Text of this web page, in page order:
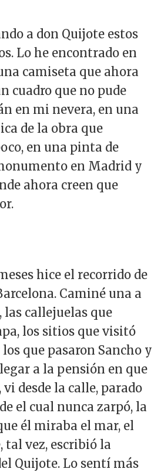
a don Quijote estos
Lo he encontrado en
camiseta que ahora
cuadro que no pude
en mi nevera, en una
de la obra que
en una pinta de
en Madrid y
ahora creen que
hice el recorrido de
Caminé una a
las callejuelas que
los sitios que visitó
que pasaron Sancho y
a la pensión en que
desde la calle, parado
el cual nunca zarpó, la
él miraba el mar, el
tal vez, escribió la
Quijote. Lo sentí más